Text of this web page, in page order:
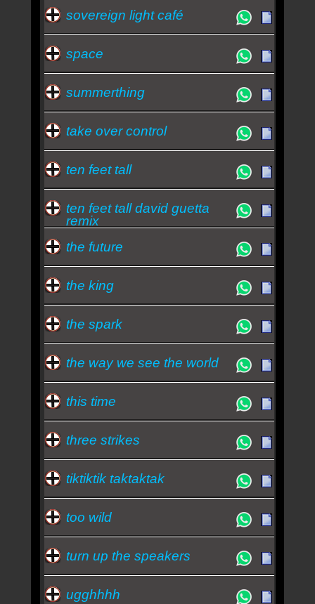
sovereign light café
space
summerthing
take over control
ten feet tall
ten feet tall david guetta
remix
the future
the king
the spark
the way we see the world
this time
three strikes
tiktiktik taktaktak
too wild
turn up the speakers
ugghhhh